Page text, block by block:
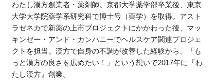
わたし漢方創業者・薬剤師。京都大学薬学部卒業後、東京
大学大学院薬学系研究科で博士号（薬学）を取得。アスト
ラゼネカで新薬の上市プロジェクトにかかわった後、マッ
キンゼー・アンド・カンパニーでヘルスケア関連プロジェ
クトを担当。漢方で自身の不調が改善した経験から、「も
っと漢方の良さを広めたい！」という想いで2017年に『わ
たし漢方』創業。